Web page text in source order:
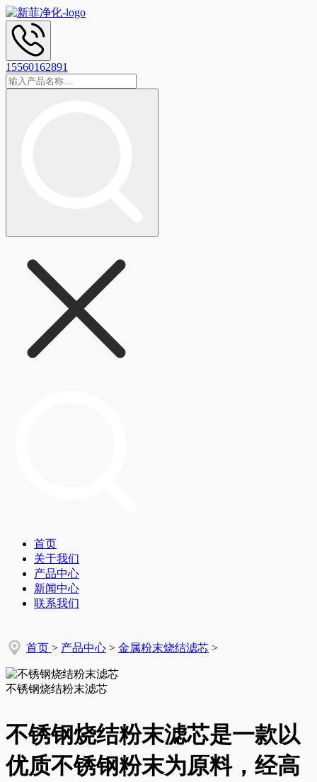
15560162891
首页
关于我们
产品中心
新闻中心
联系我们
首页 > 产品中心 > 金属粉末烧结滤芯 >
不锈钢烧结粉末滤芯
不锈钢烧结粉末滤芯是一款以
优质不锈钢粉末为原料，经高